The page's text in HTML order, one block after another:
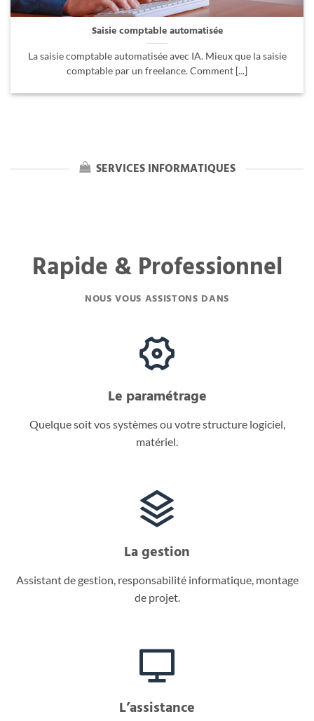
Saisie comptable automatisée
La saisie comptable automatisée avec IA. Mieux que la saisie
comptable par un freelance. Comment [...]
SERVICES INFORMATIQUES
Rapide & Professionnel
NOUS VOUS ASSISTONS DANS
Le paramétrage
Quelque soit vos systèmes ou votre structure logiciel,
matériel.
La gestion
Assistant de gestion, responsabilité informatique, montage
de projet.
L’assistance